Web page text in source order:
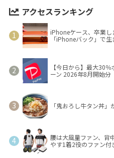
アクセスランキング
iPhoneケース、卒業
「iPhoneバック」で生
【今日から】最大30
ーン 2026年8月開始分
「鬼おろし牛タン丼
腰は大風量ファン、背
やす1着2役のファン